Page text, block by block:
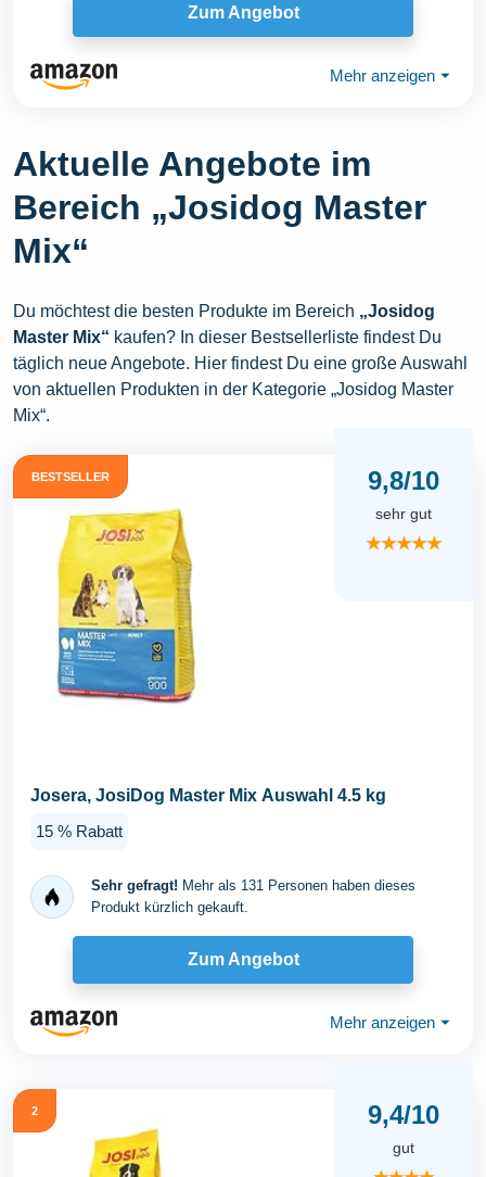
Zum Angebot
Mehr anzeigen ⏷
Aktuelle Angebote im
Bereich „Josidog Master
Mix“
Du möchtest die besten Produkte im Bereich „Josidog
Master Mix“ kaufen? In dieser Bestsellerliste findest Du
täglich neue Angebote. Hier findest Du eine große Auswahl
von aktuellen Produkten in der Kategorie „Josidog Master
Mix“.
BESTSELLER 9,8/10
sehr gut
★★★★★
Josera, JosiDog Master Mix Auswahl 4.5 kg
15 % Rabatt
Sehr gefragt! Mehr als 131 Personen haben dieses
Produkt kürzlich gekauft.
Zum Angebot
Mehr anzeigen ⏷
2 9,4/10
gut